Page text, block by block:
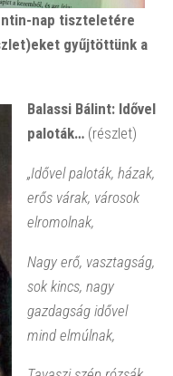
nap tiszteletére
gyűjtöttünk a
Balassi Bálint: Idővel
paloták… (részlet)
„Idővel paloták, házak,
erős várak, városok
elromolnak,
Nagy erő, vasztagság,
sok kincs, nagy
gazdagság idővel
mind elmúlnak,